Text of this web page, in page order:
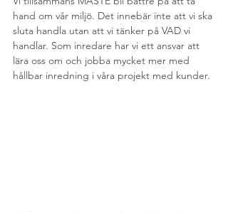
hand om vår miljö. Det innebär inte att vi ska
sluta handla utan att vi tänker på VAD vi
handlar. Som inredare har vi ett ansvar att
lära oss om och jobba mycket mer med
hållbar inredning i våra projekt med kunder.